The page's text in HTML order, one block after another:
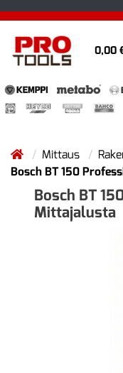
0,00
Mittaus
Bosch BT 150
Bosch BT
Mittajalusta